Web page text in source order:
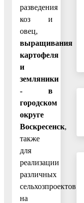
разведения
коз и
овец,
выращивания
картофеля
и
земляники
- в
городском
округе
Воскресенск,
также
для
реализации
различных
сельхозпроектов
на